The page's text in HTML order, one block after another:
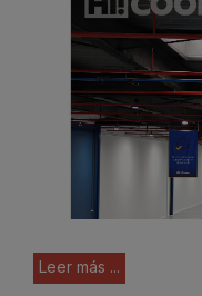
Leer más ...